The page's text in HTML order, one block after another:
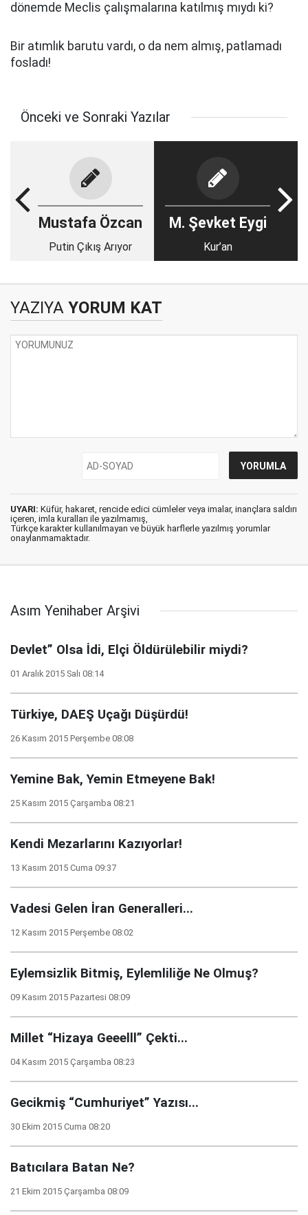
dönemde Meclis çalışmalarına katılmış mıydı ki?
Bir atımlık barutu vardı, o da nem almış, patlamadı
fosladı!
Önceki ve Sonraki Yazılar
Mustafa Özcan
Putin Çıkış Arıyor
M. Şevket Eygi
Kur’an
YAZIYA YORUM KAT
UYARI: Küfür, hakaret, rencide edici cümleler veya imalar, inançlara saldırı
içeren, imla kuralları ile yazılmamış,
Türkçe karakter kullanılmayan ve büyük harflerle yazılmış yorumlar
onaylanmamaktadır.
Asım Yenihaber Arşivi
Devlet” Olsa İdi, Elçi Öldürülebilir miydi?
01 Aralık 2015 Salı 08:14
Türkiye, DAEŞ Uçağı Düşürdü!
26 Kasım 2015 Perşembe 08:08
Yemine Bak, Yemin Etmeyene Bak!
25 Kasım 2015 Çarşamba 08:21
Kendi Mezarlarını Kazıyorlar!
13 Kasım 2015 Cuma 09:37
Vadesi Gelen İran Generalleri...
12 Kasım 2015 Perşembe 08:02
Eylemsizlik Bitmiş, Eylemliliğe Ne Olmuş?
09 Kasım 2015 Pazartesi 08:09
Millet “Hizaya Geeelll” Çekti...
04 Kasım 2015 Çarşamba 08:23
Gecikmiş “Cumhuriyet” Yazısı...
30 Ekim 2015 Cuma 08:20
Batıcılara Batan Ne?
21 Ekim 2015 Çarşamba 08:09